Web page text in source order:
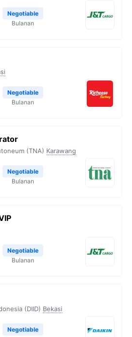
Negotiable
Bulanan
Negotiable
Bulanan
(TNA) Karawang
Negotiable
Bulanan
Negotiable
Bulanan
(DIID) Bekasi
Negotiable